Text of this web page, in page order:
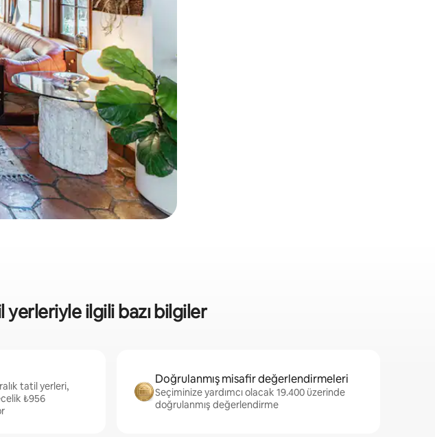
ilgili bazı bilgiler
tatil yerleri,
₺956
Doğrulanmış misafir değerlendirmeleri
Seçiminize yardımcı olacak 19.400 üzerinde
doğrulanmış değerlendirme